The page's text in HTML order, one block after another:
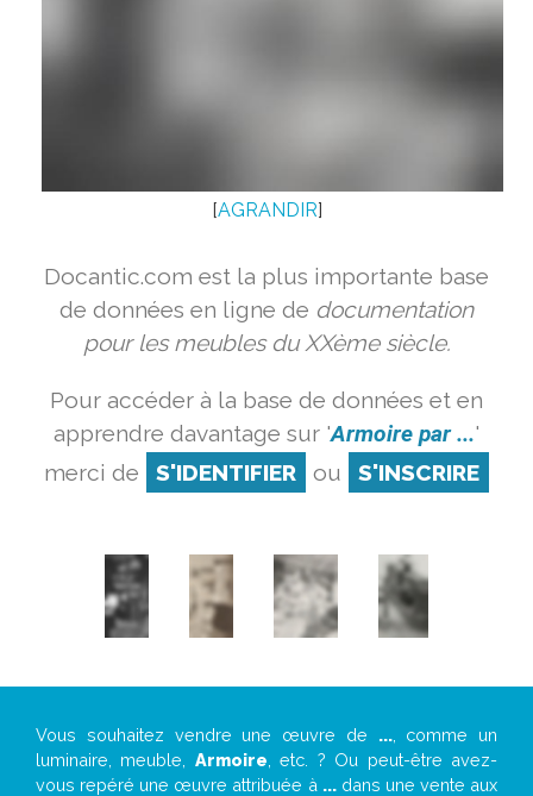
[AGRANDIR]
Docantic.com est la plus importante base
de données en ligne de documentation
pour les meubles du XXème siècle.
Pour accéder à la base de données et en
apprendre davantage sur 'Armoire par ...'
merci de
S'IDENTIFIER ou S'INSCRIRE
Vous souhaitez vendre une œuvre de ..., comme un
luminaire, meuble, Armoire , etc. ? Ou peut-être avez-
vous repéré une œuvre attribuée à ...dans une vente aux